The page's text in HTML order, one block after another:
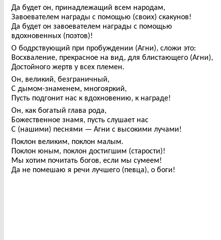
Да будет он, принадлежащий всем народам,
Завоевателем награды с помощью (своих) скакунов!
Да будет он завоевателем награды с помощью
вдохновенных (поэтов)!
О бодрствующий при пробуждении (Агни), сложи это:
Восхваление, прекрасное на вид, для блистающего (Агни),
Достойного жертв у всех племен.
Он, великий, безграничный,
С дымом-знаменем, многояркий,
Пусть подгонит нас к вдохновению, к награде!
Он, как богатый глава рода,
Божественное знамя, пусть слушает нас
С (нашими) песнями — Агни с высокими лучами!
Поклон великим, поклон малым.
Поклон юным, поклон достигшим (старости)!
Мы хотим почитать богов, если мы сумеем!
Да не помешаю я речи лучшего (певца), о боги!